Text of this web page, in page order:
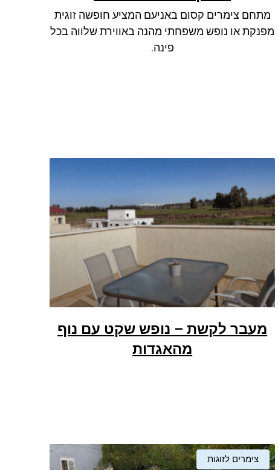
מתחם צימרים קסום באניעם המציע חופשה זוגית
מפנקת או נופש משפחתי מהנה באווירת שלווה בכל
פינה.
מעבר לקשת – נופש שקט עם נוף
מהאגדות
צימרים לזוגות